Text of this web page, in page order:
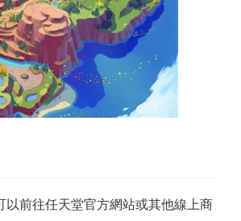
前往任天堂官方網站或其他線上商